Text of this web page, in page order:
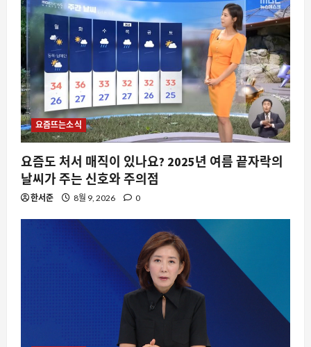
요즘뜨는소식
요즘도 처서 매직이 있나요? 2025년 여름 끝자락의
날씨가 주는 신호와 주의점
한서준 8월 9, 2026 0